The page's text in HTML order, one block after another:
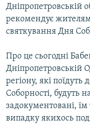
Дніпропетровській
рекомендує жителям
святкування Дня
Про це сьогодні
Дніпропетровській
регіону, які
Соборності, будуть
задокументовані,
випадку якихось